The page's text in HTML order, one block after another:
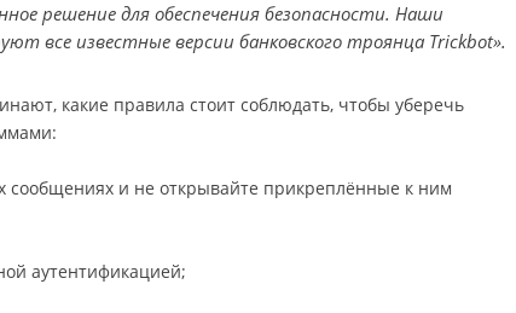
решение для обеспечения безопасности. Наши
все известные версии банковского троянца Trickbot».
какие правила стоит соблюдать, чтобы уберечь
сообщениях и не открывайте прикреплённые к ним
аутентификацией;